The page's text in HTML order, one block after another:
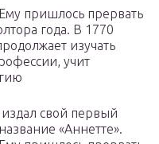
пришлось прервать
года. В 1770
изучать
учит
свой первый
«Аннетте».